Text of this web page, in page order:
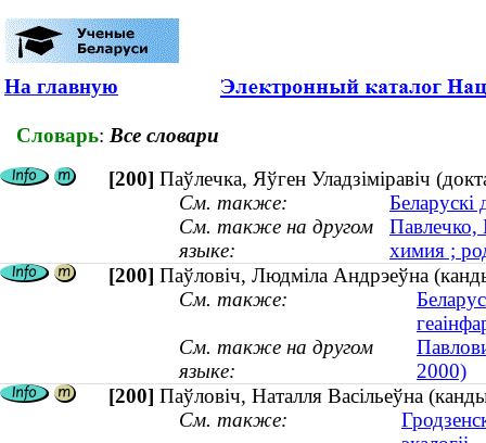
На главную
Словарь: Все словари
[200] Паўлечка, Яўген Уладзiмiравiч
См. также:
Беларускі
См. также на другом
языке:
Павлечко,
химия ;
[200] Паўловіч, Людміла Андрэеўна
См. также:
См. также на другом
языке:
2000)
[200] Паўловіч, Наталля Васільеўна
См. также: